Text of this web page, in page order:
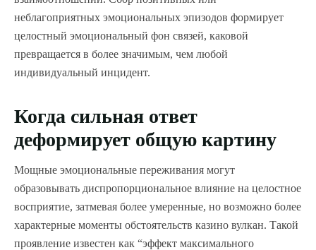
неблагоприятных эмоциональных эпизодов формирует
целостный эмоциональный фон связей, каковой
превращается в более значимым, чем любой
индивидуальный инцидент.
Когда сильная ответ
деформирует общую картину
Мощные эмоциональные переживания могут
образовывать диспропорциональное влияние на целостное
восприятие, затмевая более умеренные, но возможно более
характерные моменты обстоятельств казино вулкан. Такой
проявление известен как “эффект максимального